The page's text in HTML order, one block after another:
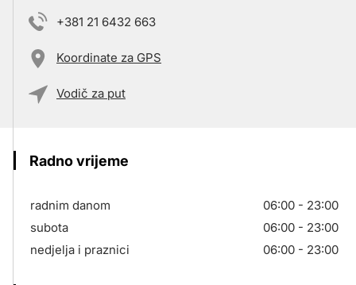
+381 21 6432 663
Koordinate za GPS
Vodič za put
Radno vrijeme
radnim danom
06:00 - 23:00
subota
06:00 - 23:00
nedjelja i praznici
06:00 - 23:00